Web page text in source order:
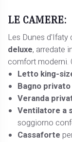
LE CAMERE:
Les Dunes d'Ifaty
deluxe, arredate
comfort moderni.
Letto king-
Bagno privato
Veranda
Ventilatore a
soggiorno
Cassaforte